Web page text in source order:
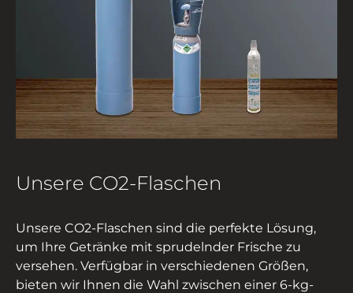
Unsere CO2-Flaschen
Unsere CO2-Flaschen sind die perfekte Lösung,
um Ihre Getränke mit sprudelnder Frische zu
versehen. Verfügbar in verschiedenen Größen,
bieten wir Ihnen die Wahl zwischen einer 6-kg-